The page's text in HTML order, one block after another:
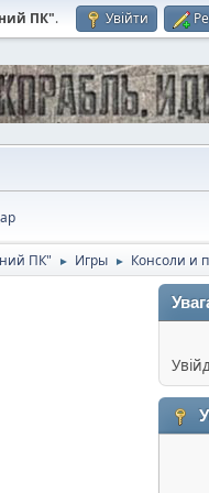
ПК". Увійти
ПК" ► Игры ► Консоли и